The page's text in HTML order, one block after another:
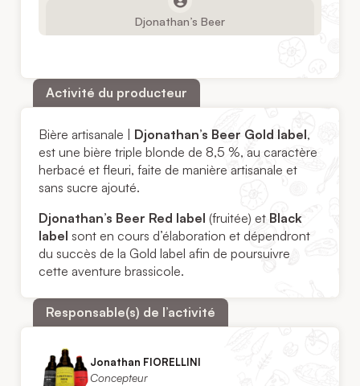
Djonathan’s Beer
Activité du producteur
Bière artisanale | Djonathan’s Beer Gold label,
est une bière triple blonde de 8,5 %, au caractère
herbacé et fleuri, faite de manière artisanale et
sans sucre ajouté.
Djonathan’s Beer Red label (fruitée) et Black
label sont en cours d’élaboration et dépendront
du succès de la Gold label afin de poursuivre
cette aventure brassicole.
Responsable(s) de l’activité
Jonathan FIORELLINI
Concepteur